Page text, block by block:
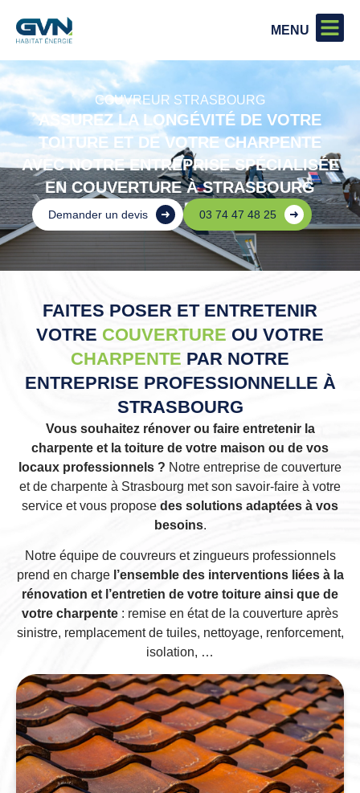
COUVREUR STRASBOURG
ASSUREZ LA LONGÉVITÉ DE VOTRE
TOITURE ET DE VOTRE CHARPENTE
AVEC NOTRE ENTREPRISE SPÉCIALISÉE
EN COUVERTURE À STRASBOURG
Demander un devis 03 74 47 48 25
FAITES POSER ET ENTRETENIR
VOTRE COUVERTURE OU VOTRE
CHARPENTE PAR NOTRE
ENTREPRISE PROFESSIONNELLE À
STRASBOURG
Vous souhaitez rénover ou faire entretenir la
charpente et la toiture de votre maison ou de vos
locaux professionnels ? Notre entreprise de couverture
et de charpente à Strasbourg met son savoir-faire à votre
service et vous propose des solutions adaptées à vos
besoins.
Notre équipe de couvreurs et zingueurs professionnels
prend en charge l’ensemble des interventions liées à la
rénovation et l’entretien de votre toiture ainsi que de
votre charpente : remise en état de la couverture après
sinistre, remplacement de tuiles, nettoyage, renforcement,
isolation, …